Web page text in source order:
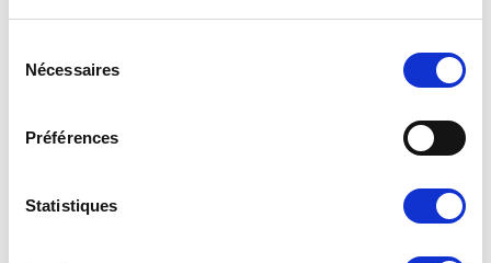
Nécessaires
Préférences
StatistiquesAJOUTER AU PANIER
AVEC LOGO CITROËN - MÉTAL